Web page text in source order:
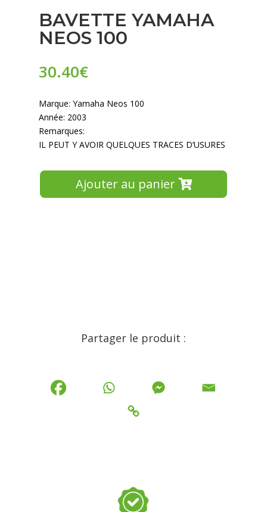
BAVETTE YAMAHA
NEOS 100
30.40€
Marque: Yamaha Neos 100
Année: 2003
Remarques:
IL PEUT Y AVOIR QUELQUES TRACES D’USURES
Ajouter au panier
Partager le produit :